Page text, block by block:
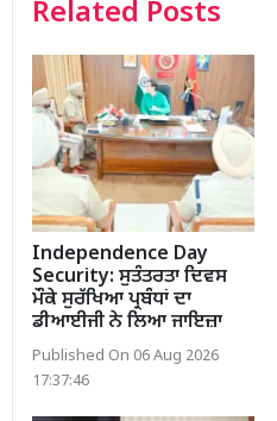
Related Posts
Independence Day
Security: ਸੁਤੰਤਰਤਾ ਦਿਵਸ
ਮੌਕੇ ਸੁਰੱਖਿਆ ਪ੍ਰਬੰਧਾਂ ਦਾ
ਡੀਆਈਜੀ ਨੇ ਲਿਆ ਜਾਇਜ਼ਾ
Published On 06 Aug 2026
17:37:46